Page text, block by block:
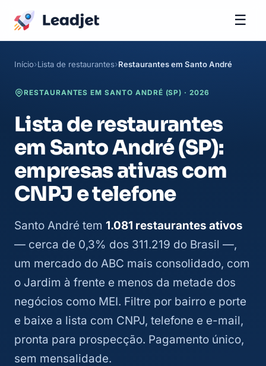
☰
Início Lista de restaurantes Restaurantes em Santo André
RESTAURANTES EM SANTO ANDRÉ (SP) · 2026
Lista de restaurantes
em Santo André (SP):
empresas ativas com
CNPJ e telefone
Santo André tem 1.081 restaurantes ativos
— cerca de 0,3% dos 311.219 do Brasil —,
um mercado do ABC mais consolidado, com
o Jardim à frente e menos da metade dos
negócios como MEI. Filtre por bairro e porte
e baixe a lista com CNPJ, telefone e e-mail,
pronta para prospecção. Pagamento único,
sem mensalidade.